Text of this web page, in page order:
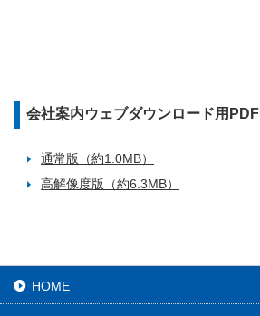
会社案内ウェブダウンロード用PDF
通常版（約1.0MB）
高解像度版（約6.3MB）
HOME